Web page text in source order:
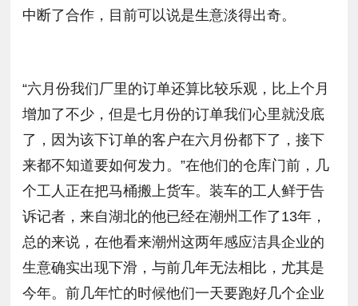
中断了合作，目前可以说是生意淡得出奇。
“六月份我们厂里的订单还算比较乐观，比上个月
增加了不少，但是七月份的订单我们心里就没底
了，因为该下订单的客户在六月份都下了，接下
来都不知道要如何发力。”在他们的仓库门前，几
个工人正在把马桶搬上货车。装车的工人鲜于告
诉记者，来自湖北的他已经在潮州工作了13年，
总的来说，在他看来潮州这两年感应洁具企业的
生意确实出现下滑，与前几年无法相比，尤其是
今年。前几年忙的时候他们一天要跑好几个企业